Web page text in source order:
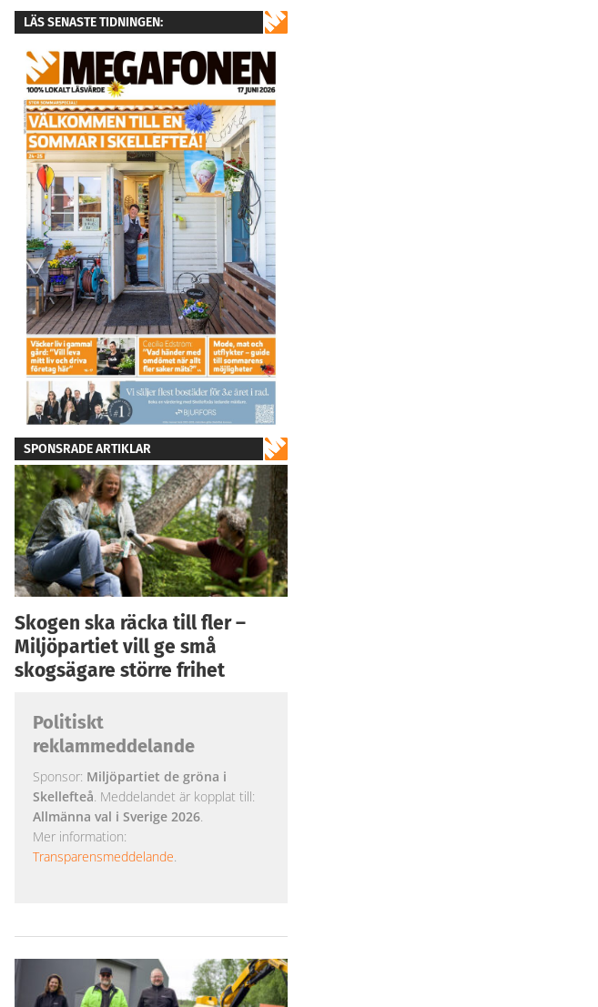
LÄS SENASTE TIDNINGEN:
SPONSRADE ARTIKLAR
Skogen ska räcka till fler –
Miljöpartiet vill ge små
skogsägare större frihet
Politiskt
reklammeddelande
Sponsor: Miljöpartiet de gröna i
Skellefteå. Meddelandet är kopplat till:
Allmänna val i Sverige 2026.
Mer information:
Transparensmeddelande.